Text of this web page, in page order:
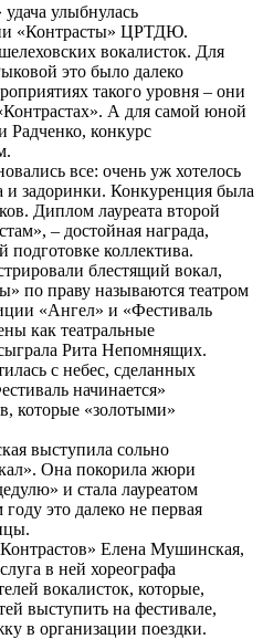
улыбнулась
«Контрасты» ЦРТДЮ.
вокалисток. Для
это было далеко
такого уровня – они
А для самой юной
конкурс
все: очень уж хотелось
и задоринки. Конкуренция была
Диплом лауреата второй
– достойная награда,
подготовке коллектива.
блестящий вокал,
по праву называются театром
«Ангел» и «Фестиваль
как театральные
Рита Непомнящих.
с небес, сделанных
начинается»
которые «золотыми»
выступила сольно
Она покорила жюри
и стала лауреатом
это далеко не первая
Елена Мушинская,
в ней хореографа
вокалисток, которые,
выступить на фестивале,
в организации поездки.